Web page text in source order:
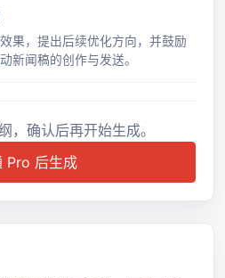
果，提出后续优化方向，并鼓励
新闻稿的创作与发送。
，确认后再开始生成。
Pro 后生成